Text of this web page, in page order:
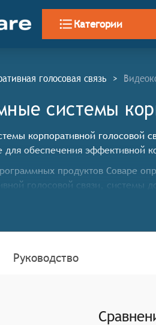
Категории
голосовая связь >
системы
корпоративной голосовой
для обеспечения эффективной
продуктов Соваре
голосовой связи,
интеграции с корпоративными
устройств для
Руководство